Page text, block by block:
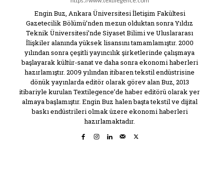
Engin Buz, Ankara Üniversitesi İletişim Fakültesi
Gazetecilik Bölümü’nden mezun olduktan sonra Yıldız
Teknik Üniversitesi’nde Siyaset Bilimi ve Uluslararası
İlişkiler alanında yüksek lisansını tamamlamıştır. 2000
yılından sonra çeşitli yayıncılık şirketlerinde çalışmaya
başlayarak kültür-sanat ve daha sonra ekonomi haberleri
hazırlamıştır. 2009 yılından itibaren tekstil endüstrisine
dönük yayınlarda editör olarak görev alan Buz, 2013
itibariyle kurulan Textilegence’de haber editörü olarak yer
almaya başlamıştır. Engin Buz halen başta tekstil ve dijital
baskı endüstrileri olmak üzere ekonomi haberleri
hazırlamaktadır.